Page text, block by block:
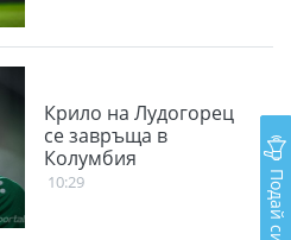
Крило на Лудогорец
се завръща в
Колумбия
10:29